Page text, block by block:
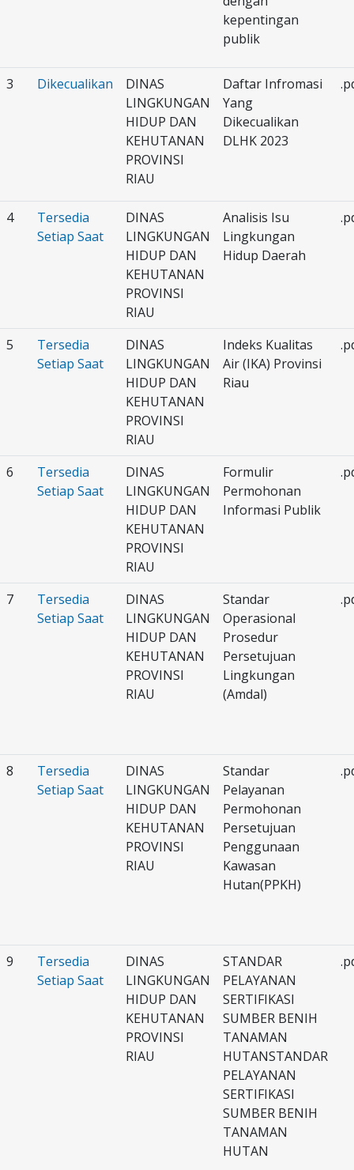
kepentingan
publik
3 Dikecualikan
DINAS
LINGKUNGAN
HIDUP DAN
KEHUTANAN
PROVINSI
RIAU
Daftar Infromasi
Yang
Dikecualikan
DLHK 2023
4
Tersedia
Setiap Saat
DINAS
LINGKUNGAN
HIDUP DAN
KEHUTANAN
PROVINSI
RIAU
Analisis Isu
Lingkungan
Hidup Daerah
5
Tersedia
Setiap Saat
DINAS
LINGKUNGAN
HIDUP DAN
KEHUTANAN
PROVINSI
RIAU
Indeks Kualitas
Air (IKA) Provinsi
Riau
6
Tersedia
Setiap Saat
DINAS
LINGKUNGAN
HIDUP DAN
KEHUTANAN
PROVINSI
RIAU
Formulir
Permohonan
Informasi Publik
7
Tersedia
Setiap Saat
DINAS
LINGKUNGAN
HIDUP DAN
KEHUTANAN
PROVINSI
RIAU
Standar
Operasional
Prosedur
Persetujuan
Lingkungan
(Amdal)
8
Tersedia
Setiap Saat
DINAS
LINGKUNGAN
HIDUP DAN
KEHUTANAN
PROVINSI
RIAU
Standar
Pelayanan
Permohonan
Persetujuan
Penggunaan
Kawasan
Hutan(PPKH)
9
Tersedia
Setiap Saat
DINAS
LINGKUNGAN
HIDUP DAN
KEHUTANAN
PROVINSI
RIAU
STANDAR
PELAYANAN
SERTIFIKASI
SUMBER BENIH
TANAMAN
HUTANSTANDAR
PELAYANAN
SERTIFIKASI
SUMBER BENIH
TANAMAN
HUTAN